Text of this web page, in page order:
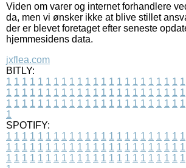
Viden om varer og internet forhandlere
da, men vi ønsker ikke at blive stillet
der er blevet foretaget efter seneste
hjemmesidens data.
jxflea.com
BITLY:
1 1 1 1 1 1 1 1 1 1 1 1 1 1 1 1 1 1 1 1 1 1 1
1 1 1 1 1 1 1 1 1 1 1 1 1 1 1 1 1 1 1 1 1 1 1
1 1 1 1 1 1 1 1 1 1 1 1 1 1 1 1 1 1 1 1 1 1 1
1
SPOTIFY:
1 1 1 1 1 1 1 1 1 1 1 1 1 1 1 1 1 1 1 1 1 1 1
1 1 1 1 1 1 1 1 1 1 1 1 1 1 1 1 1 1 1 1 1 1 1
1 1 1 1 1 1 1 1 1 1 1 1 1 1 1 1 1 1 1 1 1 1 1